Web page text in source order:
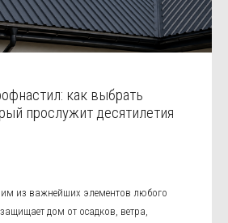
как выбрать
прослужит десятилетия
из важнейших элементов любого
дом от осадков, ветра,